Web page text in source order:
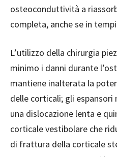
osteoconduttività a
completa, anche se in
L’utilizzo della chirurgia
minimo i danni durante
mantiene inalterata la
delle corticali; gli
una dislocazione lenta e
corticale vestibolare che
di frattura della corticale